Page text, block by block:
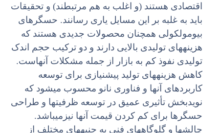
اقتصادی هستند (و اغلب به هم مرتبطند) و تحقیقات
باید به غلبه بر این مسایل یاری رسانند. حسگرهای
بیومولکولی همچنان محصولات جدیدی هستند که
هزینههای تولیدی بالایی دارند و دو ترکیب حجم اندک
تولیدی نفوذ کم به بازار از جمله مشکلات آنهاست.
کاهش هزینههای تولید پیشنیازی برای توسعه
کاربردهای آنها و فناوری نانو محسوب میشود که
نویدبخش تأثیری عمیق در توسعه ظرفیتها و طراحی
حسگرها برای کم کردن قیمت آنها نیزمیباشد.
چالشها و گلوگاههای فنی به جنبههای مختلف از